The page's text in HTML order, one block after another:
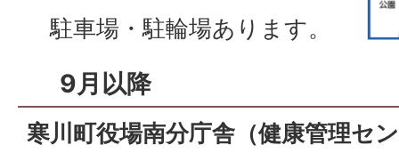
駐車場・駐輪場あります。
9月以降
寒川町役場南分庁舎（健康管理セ